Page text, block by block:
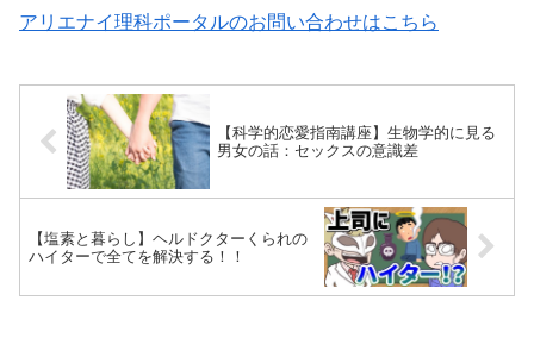
アリエナイ理科ポータルのお問い合わせはこちら
【科学的恋愛指南講座】生物学的に見る
男女の話：セックスの意識差
【塩素と暮らし】ヘルドクターくられの
ハイターで全てを解決する！！